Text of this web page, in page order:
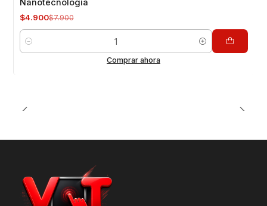
Nanotecnología
$4.900$7.900
Cantidad
Comprar ahora